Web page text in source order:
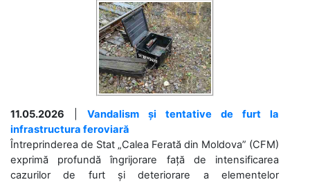
11.05.2026
Vandalism și tentative de furt la
infrastructura feroviară
Întreprinderea de Stat „Calea Ferată din Moldova” (CFM)
exprimă profundă îngrijorare față de intensificarea
cazurilor de furt și deteriorare a elementelor